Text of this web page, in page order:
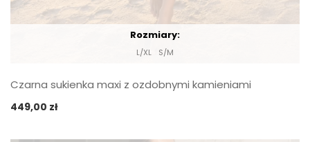
Rozmiary:
L/XL S/M
Czarna sukienka maxi z ozdobnymi kamieniami
449,00 zł